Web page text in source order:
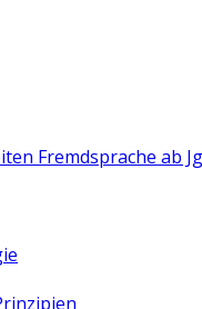
Fremdsprache ab